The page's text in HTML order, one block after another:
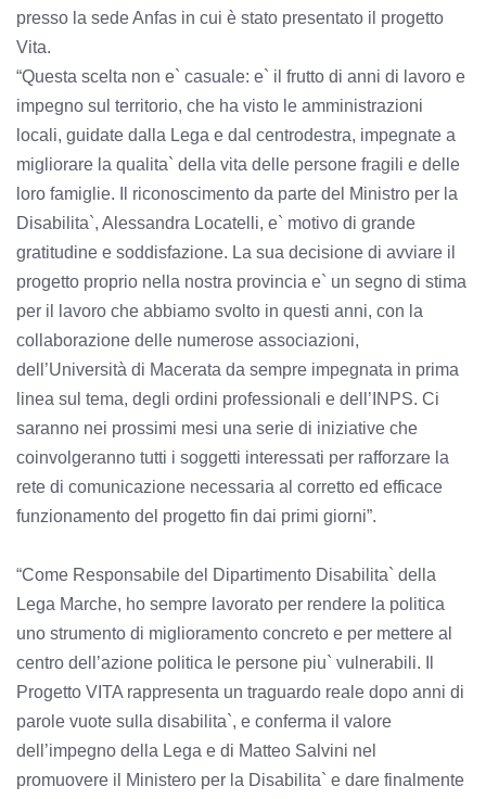
presso la sede Anfas in cui è stato presentato il progetto
Vita.
“Questa scelta non e` casuale: e` il frutto di anni di lavoro e
impegno sul territorio, che ha visto le amministrazioni
locali, guidate dalla Lega e dal centrodestra, impegnate a
migliorare la qualita` della vita delle persone fragili e delle
loro famiglie. Il riconoscimento da parte del Ministro per la
Disabilita`, Alessandra Locatelli, e` motivo di grande
gratitudine e soddisfazione. La sua decisione di avviare il
progetto proprio nella nostra provincia e` un segno di stima
per il lavoro che abbiamo svolto in questi anni, con la
collaborazione delle numerose associazioni,
dell’Università di Macerata da sempre impegnata in prima
linea sul tema, degli ordini professionali e dell’INPS. Ci
saranno nei prossimi mesi una serie di iniziative che
coinvolgeranno tutti i soggetti interessati per rafforzare la
rete di comunicazione necessaria al corretto ed efficace
funzionamento del progetto fin dai primi giorni”.
“Come Responsabile del Dipartimento Disabilita` della
Lega Marche, ho sempre lavorato per rendere la politica
uno strumento di miglioramento concreto e per mettere al
centro dell’azione politica le persone piu` vulnerabili. Il
Progetto VITA rappresenta un traguardo reale dopo anni di
parole vuote sulla disabilita`, e conferma il valore
dell’impegno della Lega e di Matteo Salvini nel
promuovere il Ministero per la Disabilita` e dare finalmente